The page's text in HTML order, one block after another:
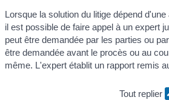
Lorsque la solution du litige dépend
il est possible de faire appel à un expert
peut être demandée par les parties ou
être demandée avant le procès ou au
même. L'expert établit un rapport remis
Tout replier